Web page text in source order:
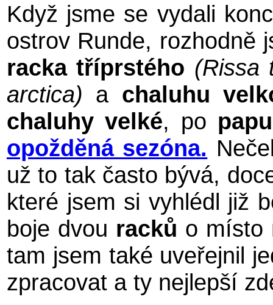
Když jsme se vydali
ostrov Runde, rozhodně
racka tříprstého (Rissa
arctica) a chaluhu
chaluhy velké, po
opožděná sezóna.
už to tak často bývá,
které jsem si vyhlédl již
boje dvou racků o místo
tam jsem také uveřejnil
zpracovat a ty nejlepší